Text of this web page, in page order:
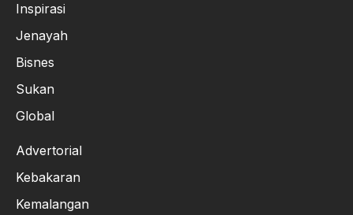
Inspirasi
Jenayah
Bisnes
Sukan
Global
Advertorial
Kebakaran
Kemalangan